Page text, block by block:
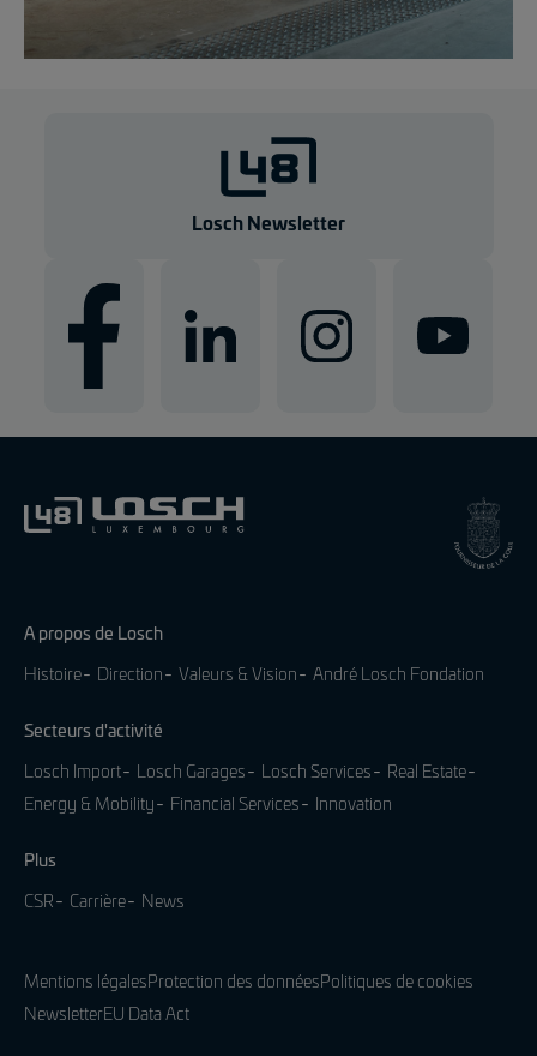
Losch Newsletter
A propos de Losch
Histoire Direction Valeurs & Vision André Losch Fondation
Secteurs d'activité
Losch Import Losch Garages Losch Services
Real Estate
Energy & Mobility
Financial Services Innovation
Plus
CSR Carrière News
Mentions légalesProtection des donnéesPolitiques de cookies
NewsletterEU Data Act